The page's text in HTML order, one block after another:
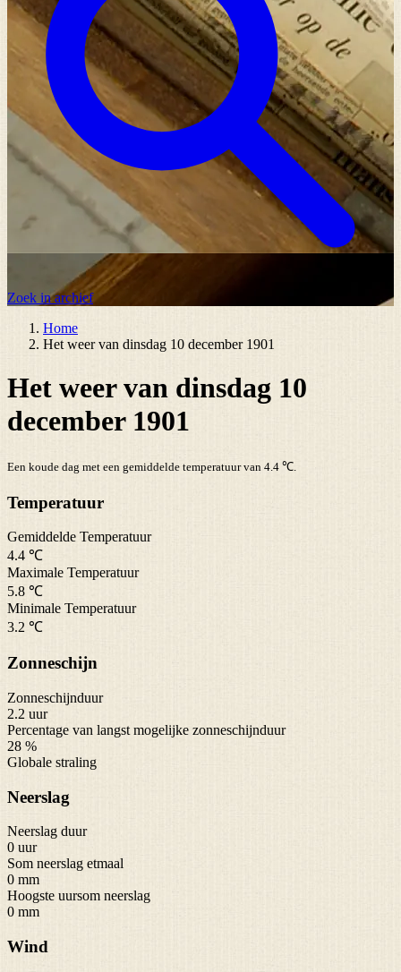
Zoek in archief
Home
Het weer van dinsdag 10 december 1901
Het weer van dinsdag 10
december 1901
Een koude dag met een gemiddelde temperatuur van 4.4 ℃.
Temperatuur
Gemiddelde Temperatuur
4.4 ℃
Maximale Temperatuur
5.8 ℃
Minimale Temperatuur
3.2 ℃
Zonneschijn
Zonneschijnduur
2.2 uur
Percentage van langst mogelijke zonneschijnduur
28 %
Globale straling
Neerslag
Neerslag duur
0 uur
Som neerslag etmaal
0 mm
Hoogste uursom neerslag
0 mm
Wind